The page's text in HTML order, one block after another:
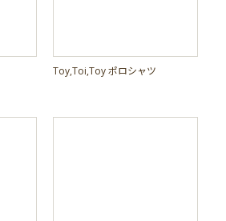
Toy,Toi,Toy ポロシャツ